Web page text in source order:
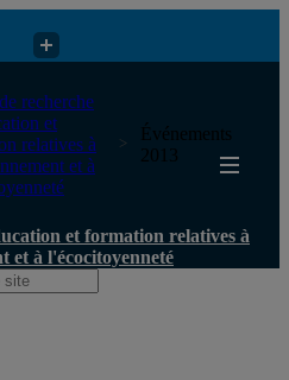
et formation relatives à
recherche
et
relatives à
et à
Événements
2013
et formation relatives à
et à l'écocitoyenneté